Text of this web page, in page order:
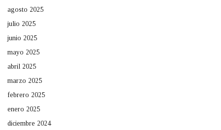
agosto 2025
julio 2025
junio 2025
mayo 2025
abril 2025
marzo 2025
febrero 2025
enero 2025
diciembre 2024